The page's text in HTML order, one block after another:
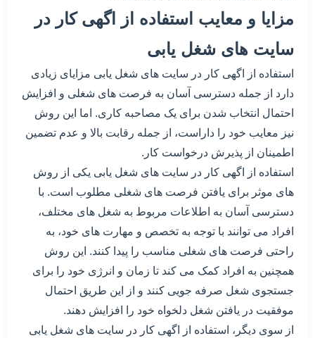
مزایا و معایب استفاده از اگهی کار در
سایت های شغل یابی
استفاده از اگهی کار در سایت های شغل یابی مزایای زیادی
دارد از جمله دسترسی آسان به فرصت های شغلی و افزایش
احتمال انتخاب شدن برای یک مصاحبه کاری. اما این روش
نیز معایب خود را داراست، از جمله رقابت بالا و عدم تضمین
اطمینان از پذیرش درخواست کار.
استفاده از اگهی کار در سایت های شغل یابی یکی از روش
های موثر برای یافتن فرصت های شغلی مطلوب است. با
دسترسی آسان به اطلاعات مربوط به شغل های مختلف،
افراد می توانند با توجه به تخصص و مهارت های خود، به
راحتی فرصت های شغلی مناسب را پیدا کنند. این روش
همچنین به افراد کمک می کند تا زمان و انرژی خود را برای
جستجوی شغل صرفه جویی کنند و از این طریق احتمال
موفقیت در یافتن شغل دلخواه خود را افزایش دهند.
از سوی دیگر، استفاده از اگهی کار در سایت های شغل یابی